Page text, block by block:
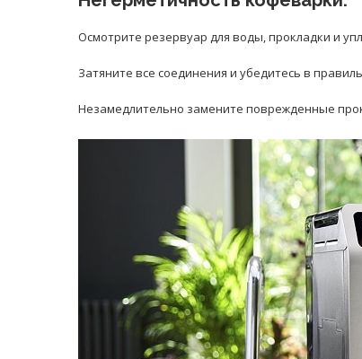
Осмотрите резервуар для воды, прокладки и
Затяните все соединения и убедитесь в
Незамедлительно замените поврежденные